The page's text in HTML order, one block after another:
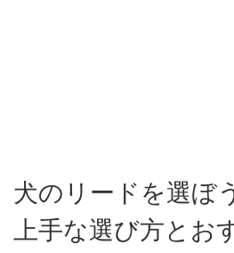
犬のリードを選ぼ
上手な選び方とお